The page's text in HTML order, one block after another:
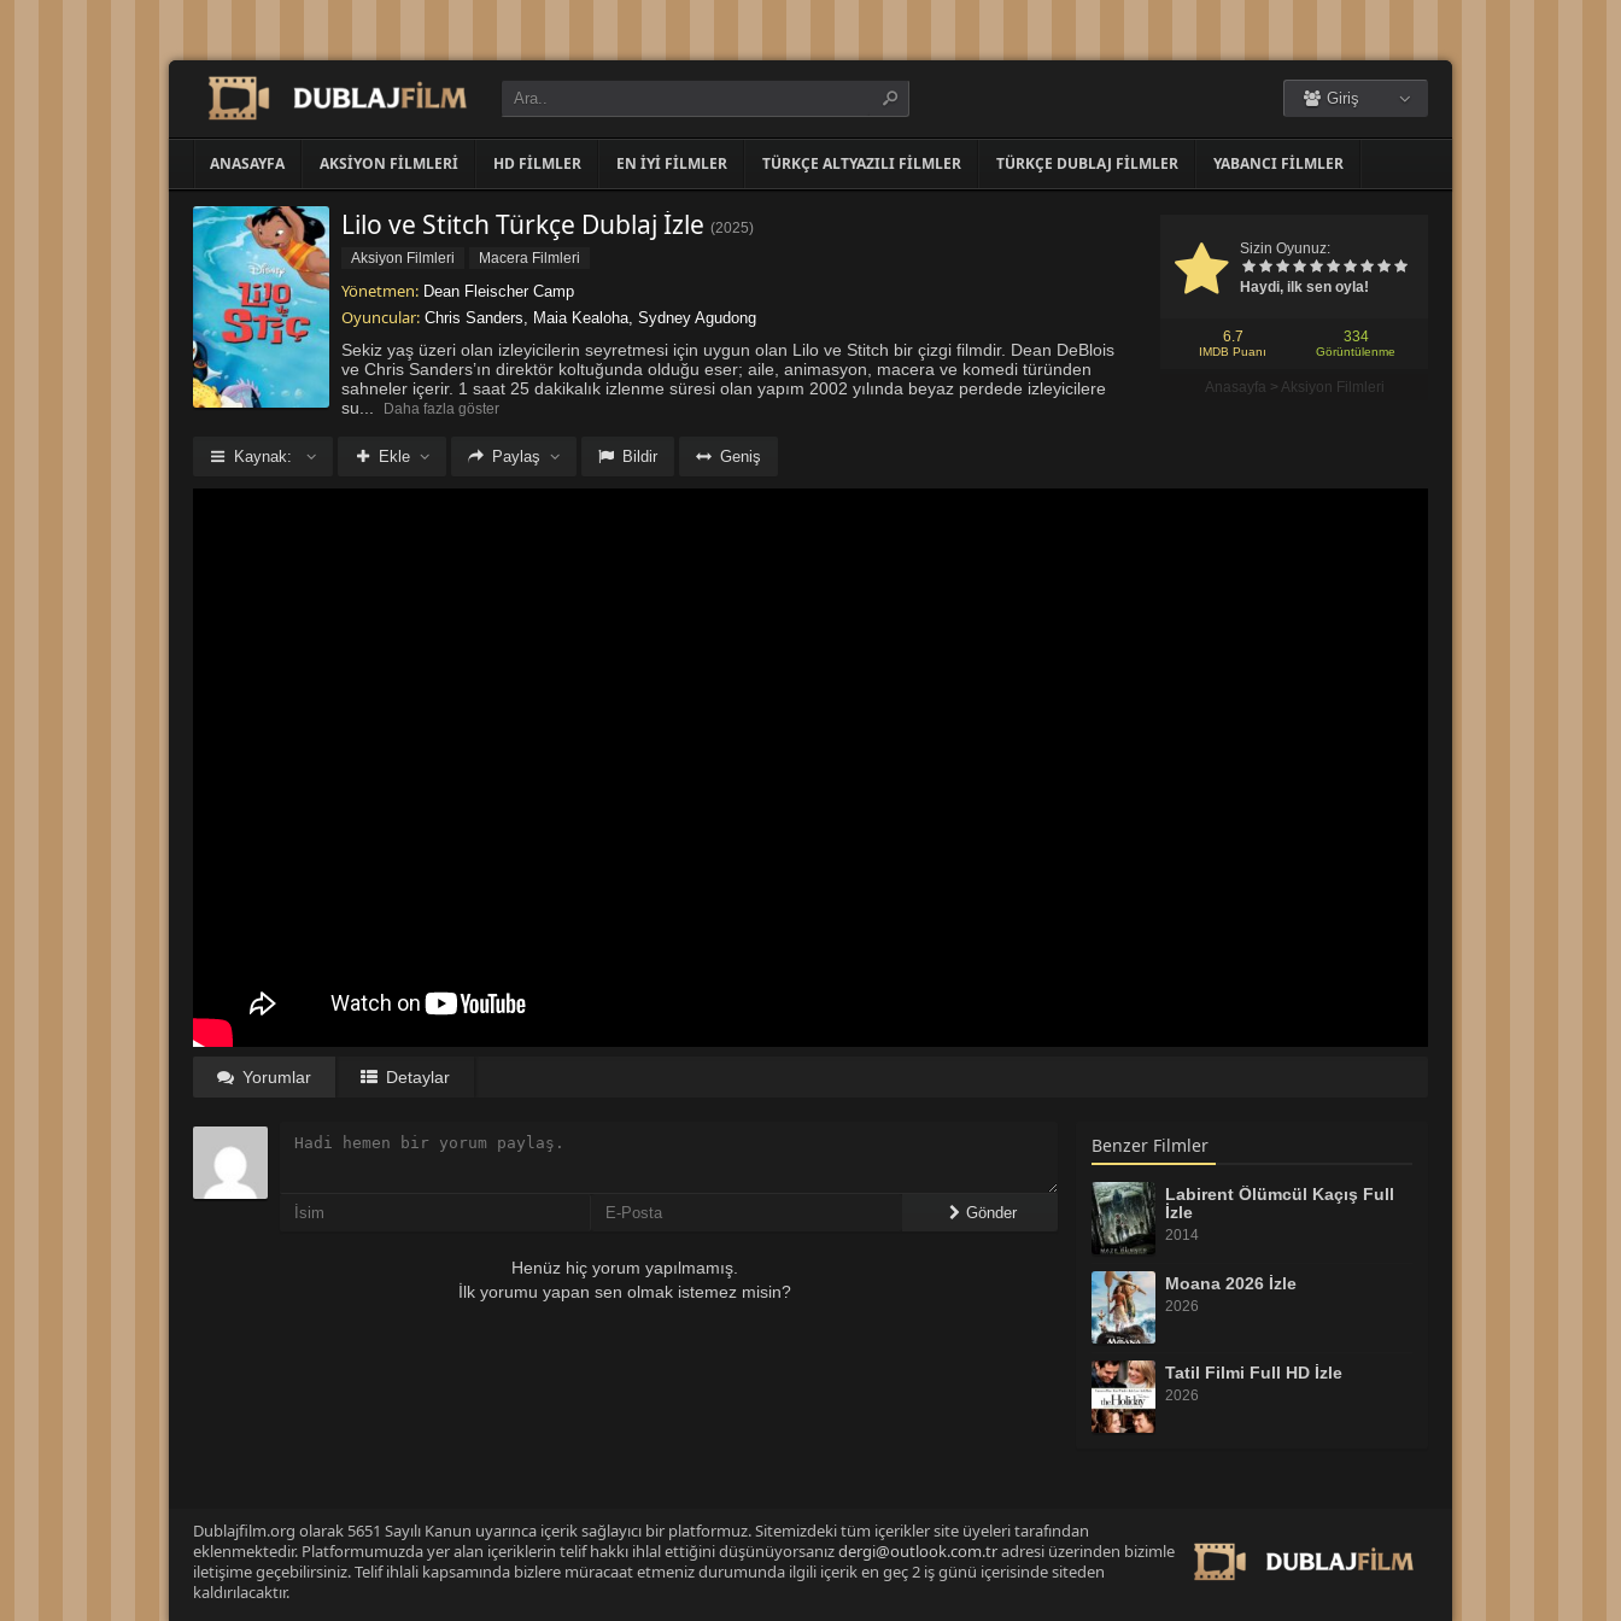
Giriş
ANASAYFA AKSIYON FILMLERI HD FILMLER EN İYI FILMLER TÜRKÇE ALTYAZILI FILMLER TÜRKÇE DUBLAJ FILMLER YABANCI FILMLER
Sizin Oyunuz:
Haydi, ilk sen oyla!
6.7
IMDB Puanı
334
Görüntülenme
Anasayfa > Aksiyon Filmleri
Lilo ve Stitch Türkçe Dublaj İzle (2025)
Aksiyon Filmleri
Macera Filmleri
Yönetmen: Dean Fleischer Camp
Oyuncular: Chris Sanders, Maia Kealoha, Sydney Agudong
Sekiz yaş üzeri olan izleyicilerin seyretmesi için uygun olan Lilo ve Stitch bir çizgi filmdir. Dean DeBlois
ve Chris Sanders’ın direktör koltuğunda olduğu eser; aile, animasyon, macera ve komedi türünden
sahneler içerir. 1 saat 25 dakikalık izlenme süresi olan yapım 2002 yılında beyaz perdede izleyicilere
su
Daha fazla göster
Kaynak: Ekle Paylaş Bildir Geniş
Yorumlar Detaylar
Gönder
Henüz hiç yorum yapılmamış.
İlk yorumu yapan sen olmak istemez misin?
Benzer Filmler
Labirent Ölümcül Kaçış Full
İzle
2014
Moana 2026 İzle
2026
Tatil Filmi Full HD İzle
2026
Evil Dead Burn 2026 İzle
2026
Dublajfilm.org olarak 5651 Sayılı Kanun uyarınca içerik sağlayıcı bir platformuz. Sitemizdeki tüm içerikler site üyeleri tarafından
eklenmektedir. Platformumuzda yer alan içeriklerin telif hakkı ihlal ettiğini düşünüyorsanızdergi@outlook.com.tradresi üzerinden bizimle
iletişime geçebilirsiniz. Telif ihlali kapsamında bizlere müracaat etmeniz durumunda ilgili içerik en geç 2 iş günü içerisinde siteden
kaldırılacaktır.